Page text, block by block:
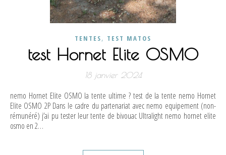
TENTES, TEST MATOS
test Hornet Elite OSMO
18 janvier 2024
nemo Hornet Elite OSMO la tente ultime ? test de la tente nemo Hornet
Elite OSMO 2P Dans le cadre du partenariat avec nemo equipement (non-
rémunéré) j’ai pu tester leur tente de bivouac Ultralight nemo hornet elite
osmo en 2…